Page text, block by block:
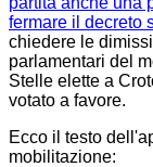
fermare il decreto
chiedere le
parlamentari del
Stelle elette a
votato a favore.
Ecco il testo
mobilitazione: